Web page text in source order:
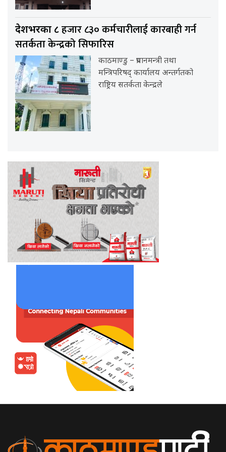
देशभरका ८हजार ८३० कर्मचारीलाई कारबाही गर्न
सतर्कता केन्द्रको सिफारिस
काठमाण्डु – प्रधानमन्त्री तथा
मन्त्रिपरिषद् कार्यालय अन्तर्गतको
राष्ट्रिय सतर्कता केन्द्रले